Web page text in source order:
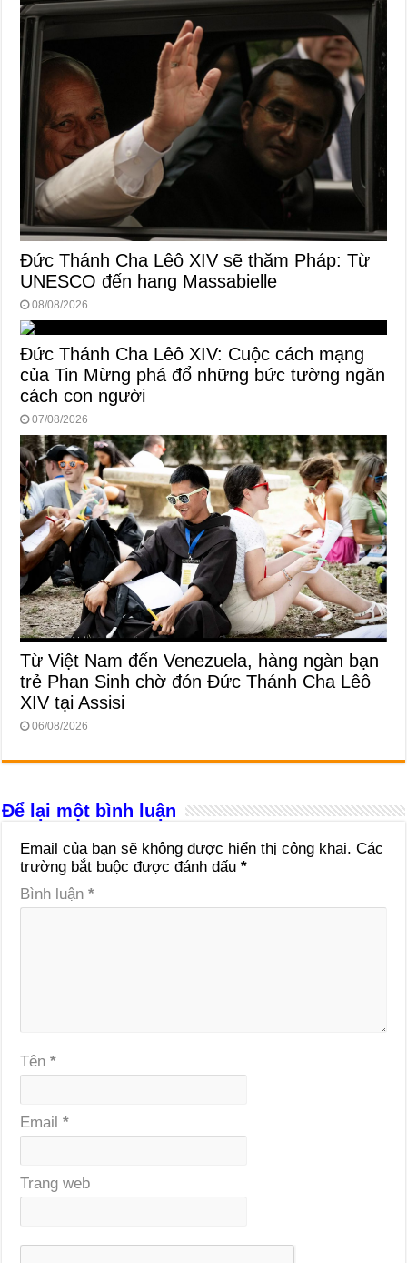
Đức Thánh Cha Lêô XIV sẽ thăm Pháp: Từ
UNESCO đến hang Massabielle
08/08/2026
Đức Thánh Cha Lêô XIV: Cuộc cách mạng
của Tin Mừng phá đổ những bức tường ngăn
cách con người
07/08/2026
Từ Việt Nam đến Venezuela, hàng ngàn bạn
trẻ Phan Sinh chờ đón Đức Thánh Cha Lêô
XIV tại Assisi
06/08/2026
Để lại một bình luận
Email của bạn sẽ không được hiển thị công khai. Các
trường bắt buộc được đánh dấu*
Bình luận*
Tên*
Email*
Trang web